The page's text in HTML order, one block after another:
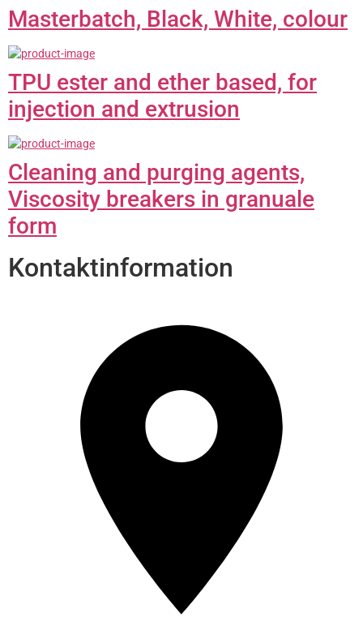
Masterbatch, Black, White, colour
TPU ester and ether based, for
injection and extrusion
Cleaning and purging agents,
Viscosity breakers in granuale
form
Kontaktinformation